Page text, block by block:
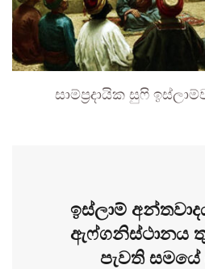
සාම්ප්‍රදායික සුෆි
ඉස්ලාම්
ඇෆ්ගනිස්ථානය
පැවති සමයේ